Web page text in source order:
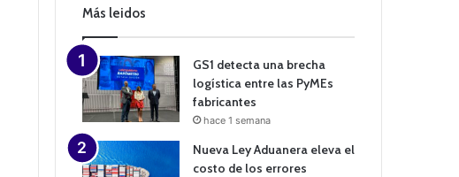
n
Más leidos
GS1 detecta una brecha
logística entre las PyMEs
fabricantes
hace 1 semana
Nueva Ley Aduanera eleva el
costo de los errores